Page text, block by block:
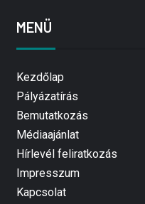
MENÜ
Kezdőlap
Pályázatírás
Bemutatkozás
Médiaajánlat
Hírlevél feliratkozás
Impresszum
Kapcsolat